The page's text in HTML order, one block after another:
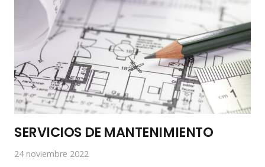
SERVICIOS DE MANTENIMIENTO
24 noviembre 2022